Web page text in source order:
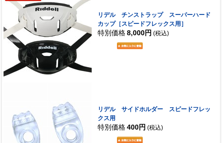
リデル チンストラップ スーパーハード
カップ［スピードフレックス用］
特別価格 8,000円 (税込)
リデル サイドホルダー スピードフレッ
クス用
特別価格 400円 (税込)